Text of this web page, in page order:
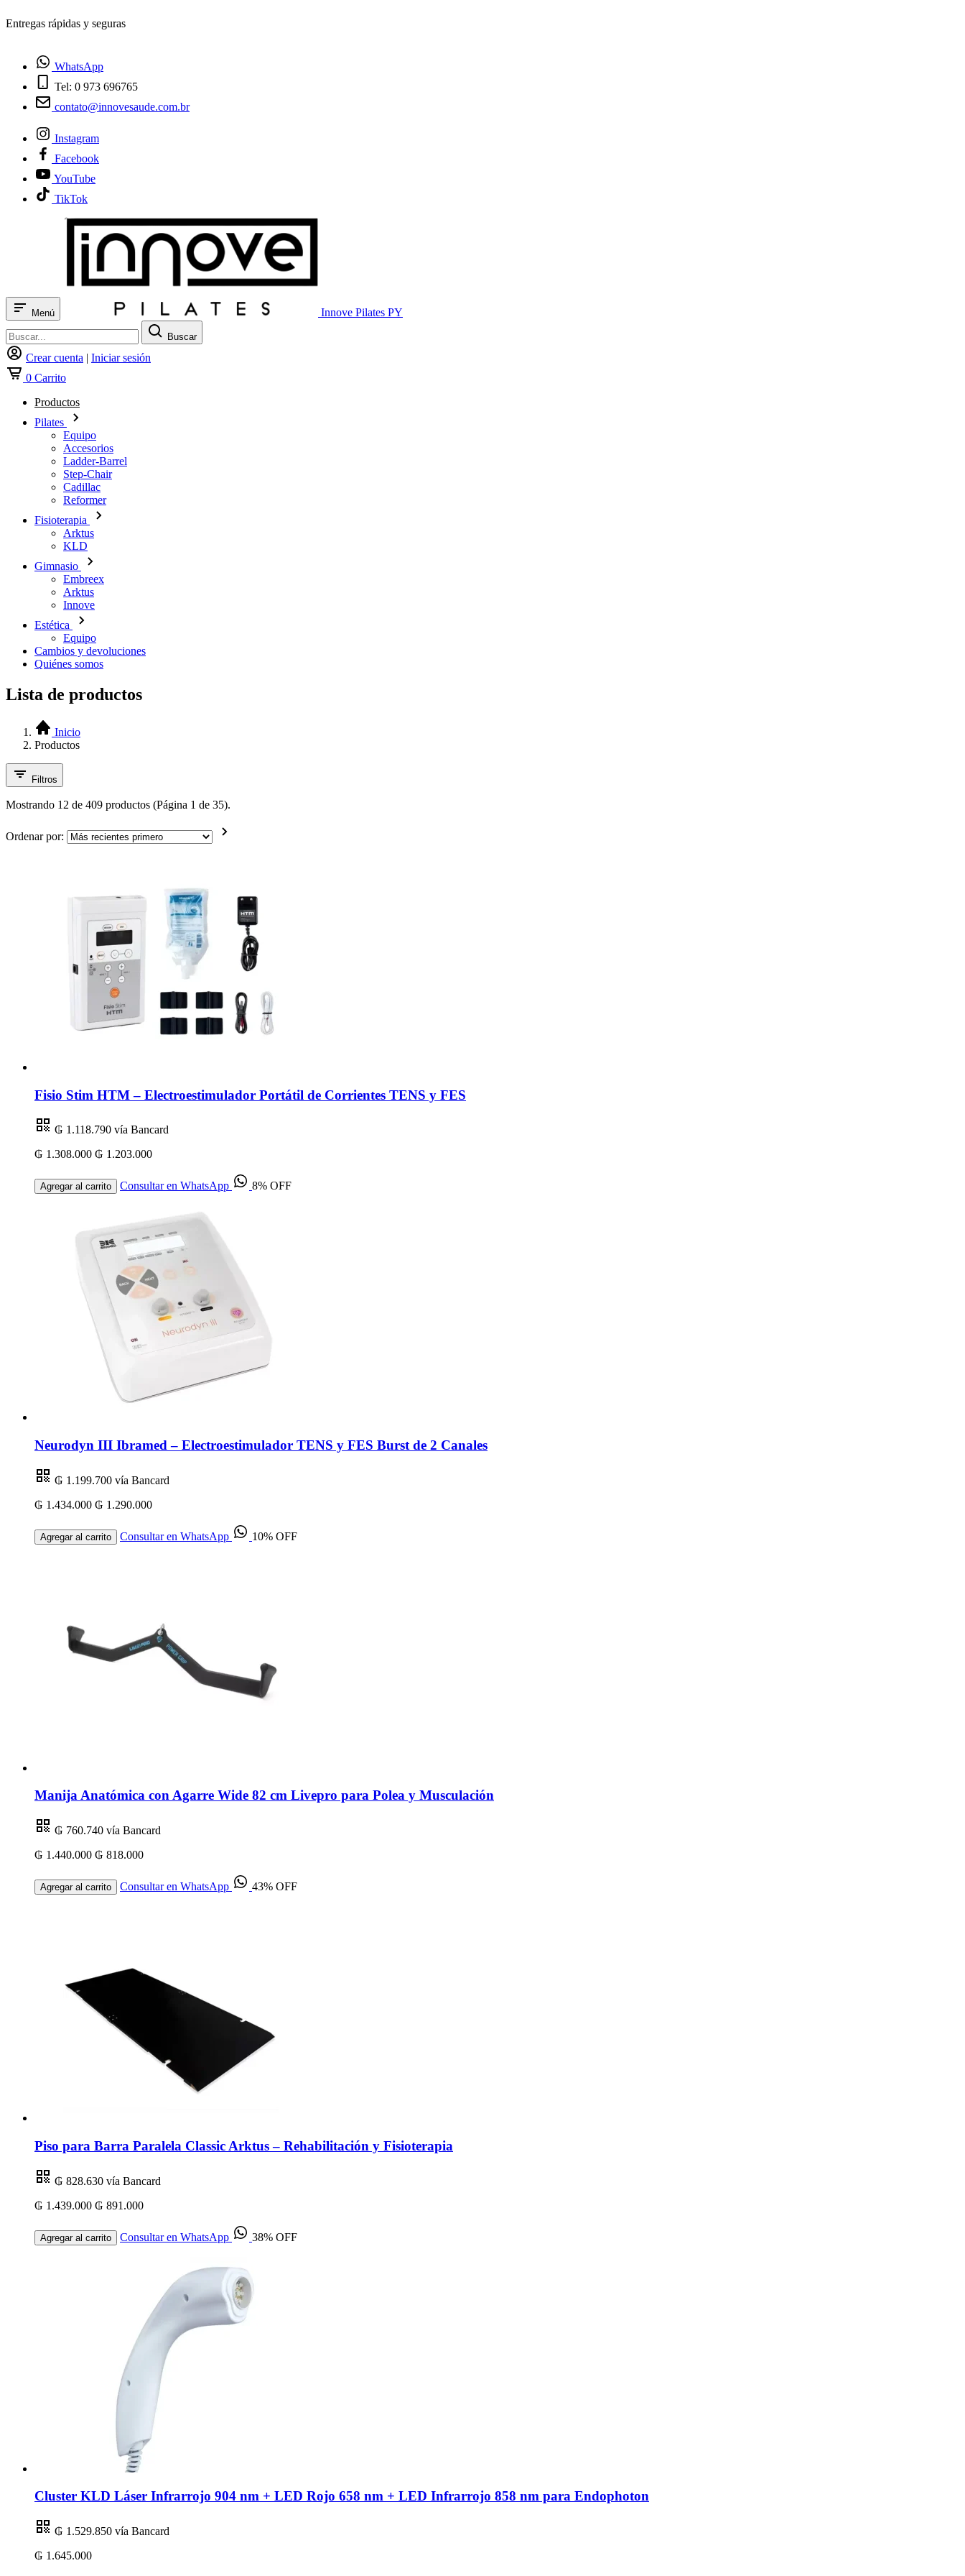
¿Tienes dudas? Habla con nosotros
WhatsApp
Tel: 0 973 696765
contato@innovesaude.com.br
Instagram
Facebook
YouTube
TikTok
Menú Innove Pilates PY
Buscar
Crear cuenta | Iniciar sesión
0 Carrito
Productos
Pilates
Equipo
Accesorios
Ladder-Barrel
Step-Chair
Cadillac
Reformer
Fisioterapia
Arktus
KLD
Gimnasio
Embreex
Arktus
Innove
Estética
Equipo
Cambios y devoluciones
Quiénes somos
Lista de productos
Inicio
Productos
Filtros
Mostrando 12 de 409 productos (Página 1 de 35).
Ordenar por:
Fisio Stim HTM – Electroestimulador Portátil de Corrientes TENS y FES
₲ 1.118.790 vía Bancard
₲ 1.308.000 ₲ 1.203.000
Agregar al carrito Consultar en WhatsApp 8% OFF
Neurodyn III Ibramed – Electroestimulador TENS y FES Burst de 2 Canales
₲ 1.199.700 vía Bancard
₲ 1.434.000 ₲ 1.290.000
Agregar al carrito Consultar en WhatsApp 10% OFF
Manija Anatómica con Agarre Wide 82 cm Livepro para Polea y Musculación
₲ 760.740 vía Bancard
₲ 1.440.000 ₲ 818.000
Agregar al carrito Consultar en WhatsApp 43% OFF
Piso para Barra Paralela Classic Arktus – Rehabilitación y Fisioterapia
₲ 828.630 vía Bancard
₲ 1.439.000 ₲ 891.000
Agregar al carrito Consultar en WhatsApp 38% OFF
Cluster KLD Láser Infrarrojo 904 nm + LED Rojo 658 nm + LED Infrarrojo 858 nm para Endophoton
₲ 1.529.850 vía Bancard
₲ 1.645.000